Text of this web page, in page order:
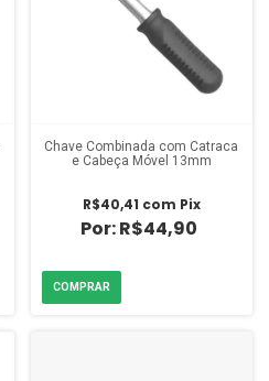
Chave Combinada com Catraca
e Cabeça Móvel 13mm
R$44,90
R$40,41 com Pix